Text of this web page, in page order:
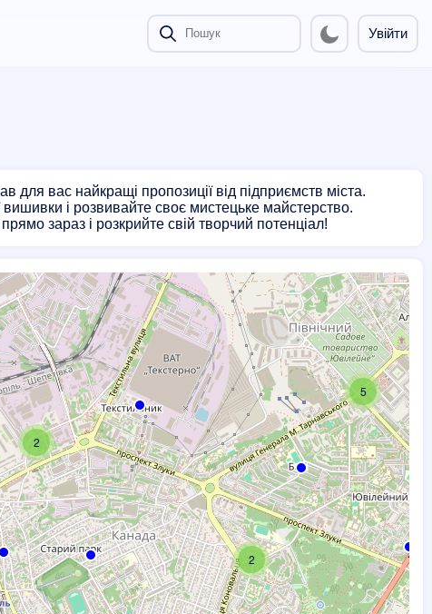
Увійти
вас найкращі пропозиції від підприємств міста.
і розвивайте своє мистецьке майстерство.
зараз і розкрийте свій творчий потенціал!
2
2
5